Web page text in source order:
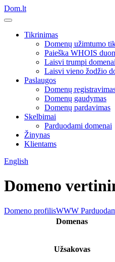
Dom.lt
Tikrinimas
Domenų užimtumo
Paieška WHOIS
Laisvi trumpi domenai
Laisvi vieno žodžio
Paslaugos
Domenų
Domenų gaudymas
Domenų pardavimas
Skelbimai
Parduodami domenai
Žinynas
Klientams
English
Domeno
Domeno profilisWWW
Domenas
Užsakovas